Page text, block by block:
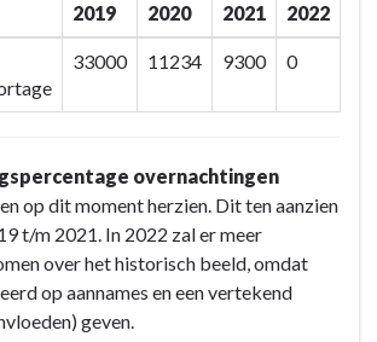
2019 2020 2021 2022
33000 11234 9300 0
overnachtingen
op dit moment herzien. Dit ten aanzien
t/m 2021. In 2022 zal er meer
over het historisch beeld, omdat
op aannames en een vertekend
geven.